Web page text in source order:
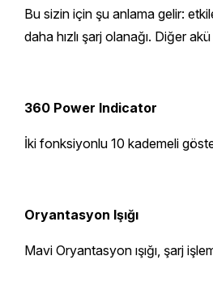
Bu sizin için şu anlama gelir:
daha hızlı şarj olanağı. Diğer
360 Power Indicator
İki fonksiyonlu 10 kademeli
Oryantasyon Işığı
Mavi Oryantasyon ışığı, şarj